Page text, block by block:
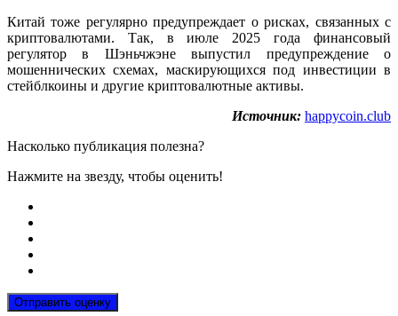
Китай тоже регулярно предупреждает о рисках, связанных с
криптовалютами. Так, в июле 2025 года финансовый
регулятор в Шэньчжэне выпустил предупреждение о
мошеннических схемах, маскирующихся под инвестиции в
стейблкоины и другие криптовалютные активы.
Источник: happycoin.club
Насколько публикация полезна?
Нажмите на звезду, чтобы оценить!
Отправить оценку